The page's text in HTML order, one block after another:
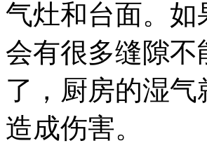
气灶和台面。
会有很多缝隙
了，厨房的湿
造成伤害。